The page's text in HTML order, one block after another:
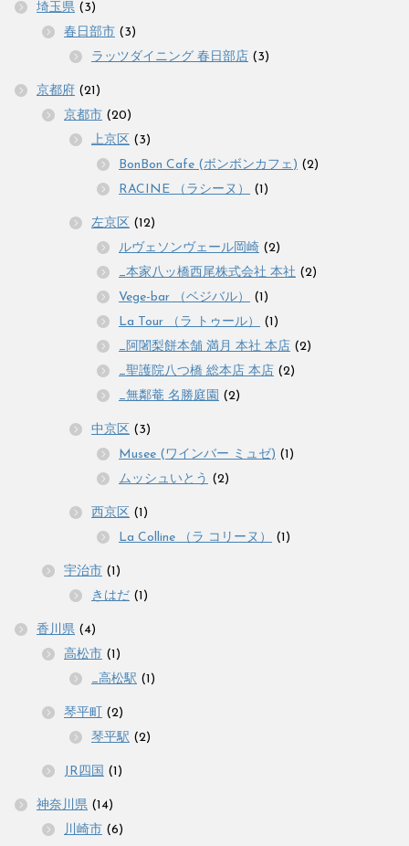
埼玉県 (3)
春日部市 (3)
ラッツダイニング 春日部店 (3)
京都府 (21)
京都市 (20)
上京区 (3)
BonBon Cafe (ボンボンカフェ) (2)
RACINE （ラシーヌ）
(1)
左京区 (12)
ルヴェソンヴェール岡崎 (2)
_本家八ッ橋西尾株式会社 本社 (2)
Vege-bar （ベジバル）
(1)
La Tour （ラ トゥール）
(1)
_阿闍梨餅本舗 満月 本社 本店 (2)
_聖護院八つ橋 総本店 本店 (2)
_無鄰菴 名勝庭園 (2)
中京区 (3)
Musee (ワインバー ミュゼ) (1)
ムッシュいとう (2)
西京区 (1)
La Colline （ラ コリーヌ）
(1)
宇治市 (1)
きはだ (1)
香川県 (4)
高松市 (1)
_高松駅 (1)
琴平町 (2)
琴平駅 (2)
JR四国 (1)
神奈川県 (14)
川崎市 (6)